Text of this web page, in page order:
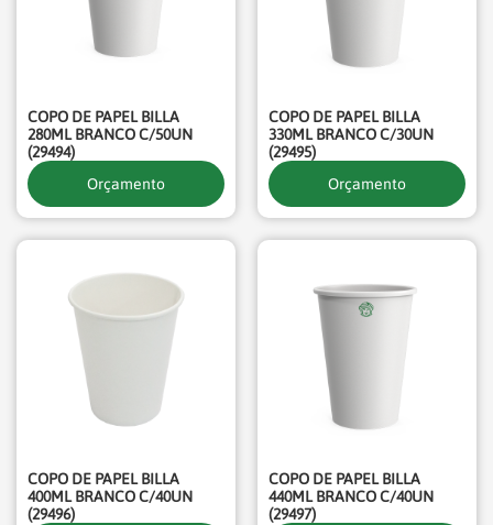
COPO DE PAPEL BILLA
280ML BRANCO C/50UN
(29494)
Orçamento
COPO DE PAPEL BILLA
330ML BRANCO C/30UN
(29495)
Orçamento
COPO DE PAPEL BILLA
400ML BRANCO C/40UN
(29496)
COPO DE PAPEL BILLA
440ML BRANCO C/40UN
(29497)